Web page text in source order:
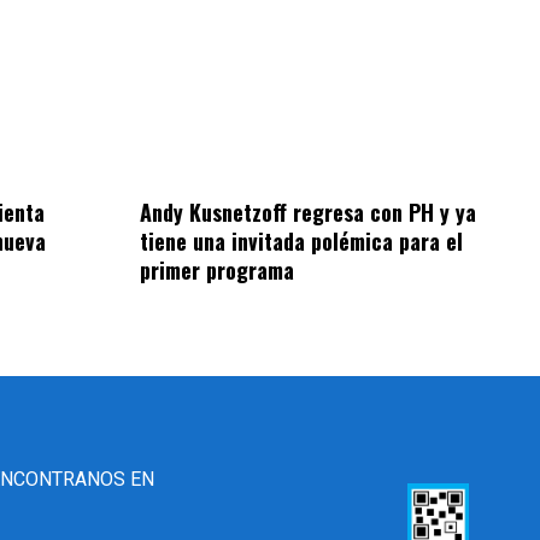
Andy Kusnetzoff regresa con PH y ya
tiene una invitada polémica para el
primer programa
EN